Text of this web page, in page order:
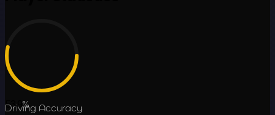
53.9%
Driving Accuracy